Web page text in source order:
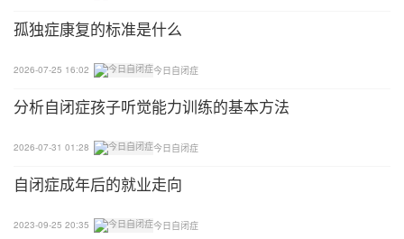
孤独症康复的标准是什么
2026-07-25 16:02 今日自闭症
分析自闭症孩子听觉能力训练的基本方法
2026-07-31 01:28 今日自闭症
自闭症成年后的就业走向
2023-09-25 20:35 今日自闭症